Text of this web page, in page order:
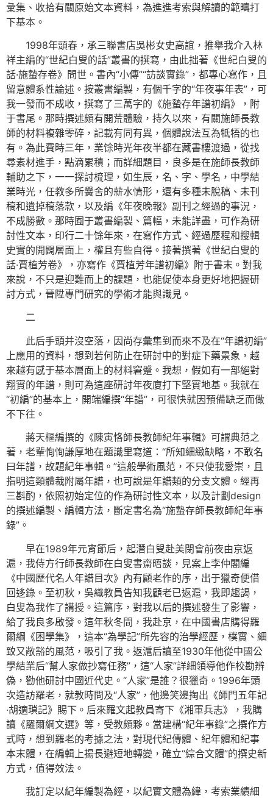
彙集、收拾有關原始文本資料，為進進考索與解讀的範疇打
下基本。
1998年頭春，承三聯書店吳彬女史高誼，推舉我介入林
祥主編的“世紀白叟的話”叢書的撰寫，由此拙著《世紀白叟的
話·施蟄存卷》問世。書內“小傳”“訪談實錄”，都專心寫作，且
留意體系性論述。按叢書編製，有個千字的“年夜事年表”，可
我一發而不成收，撰寫了三萬字的《施蟄存年譜初編》，附
于書尾。那時撰述頗有開荒體驗，持久以來，有關施師長教
師的材料複雜零碎，記載有同有異，個體說法互為牴牾的也
有。為此費時三年，業馀時光年夜半都在藏書樓渡過，從找
尋素材進手，點滴累積；而詳細題目，良多是在施師長教師
輔助之下，一一探討梳理，如生辰，名、字、學名，中學結
業時光，任教多所黌舍的薪水情形，還有多種未脫稿、未刊
稿和遺掉稿落款，以及編《年夜晚報》副刊之經過的事況，
不成勝數。那時囿于叢書編製、篇幅，未能詳盡，可作為研
討性文本，印行二十馀年來，在寫作方式、經過歷程和搜輯
史實的開闢層面上，權且有些自得。接著撰著《世紀白叟的
話·賈植芳卷》，亦寫作《賈植芳年譜初編》附于書末。對我
來說，不只是迎難而上的課題，也能促使本身更好地把握研
討方式，晉陞專門研究的學術才能與識見。
二
此后手頭并沒空落，因尚存彙集到而來不及在“年譜初編”
上應用的資料，想到若何防止在研討中的對症下藥景象，越
來越有感于基本層面上的材料窘蹙。我想，假如有一部絕對
翔實的年譜，則可為這座研討年夜廈打下堅實地基。我就在
“初編”的基本上，開端編撰“年譜”，可很快就因預備缺乏而做
不下往。
蔣天樞編撰的《陳寅恪師長教師紀年事輯》可謂典范之
著，老輩恂恂謙厚地在題識里寫道：“所知細緻缺略，不敢名
曰年譜，故題紀年事輯。”這般學術風范，不只使我愛崇，且
指明這類體裁附屬年譜，也可說是年譜類的分支文體。經再
三斟酌，依照初始定位的作為研討性文本，以及計劃design
的撰述編製、編輯方法，斷定書名為“施蟄存師長教師紀年事
錄”。
早在1989年元宵節后，起潛白叟赴美閉會前夜由京返
滬，我侍方行師長教師在白叟書齋晤談，見案上李仲閣編
《中國歷代名人年譜目次》內有顧老作的序，出于獵奇便借
回迻錄。至初秋，吳織教員告知我顧老已返滬，我即趨謁，
白叟為我作了講授。這篇序，對我以后的撰述發生了影響，
給了我良多啟發。這年秋冬間，我赴京，在中國書店購得羅
爾綱《困學集》，這本“為學記”所先容的治學經歷，樸實、細
致又敞豁的風范，吸引了我。返滬后讀至1930年他從中國公
學結業后“幫人家做抄寫任務”，這“人家”詳細領導他作校勘辨
偽，勸他研討中國近代史。“人家”是誰？很獵奇。1996年頭
次造訪羅老，就教時問及“人家”，他邊笑邊掏出《師門五年記
·胡適瑣記》賜下。后來羅文起教員寄下《湘軍兵志》，我購
讀《羅爾綱文選》等，受教頗夥。當建構“紀年事錄”之撰作方
式時，想到羅老的考據之法，對現代紀傳體、紀年體和紀事
本末體，在編輯上揚長避短地轉變，確立“綜合文體”的撰史新
方式，值得效法。
我訂定以紀年編製為經，以紀實文體為緯，考索業績細